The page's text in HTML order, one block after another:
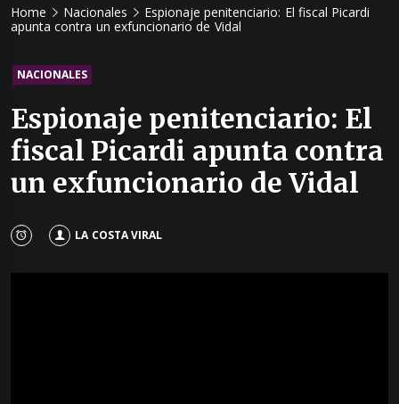
Home Nacionales
Espionaje penitenciario: El fiscal Picardi
apunta contra un exfuncionario de Vidal
NACIONALES
Espionaje penitenciario: El
fiscal Picardi apunta contra
un exfuncionario de Vidal
LA COSTA VIRAL